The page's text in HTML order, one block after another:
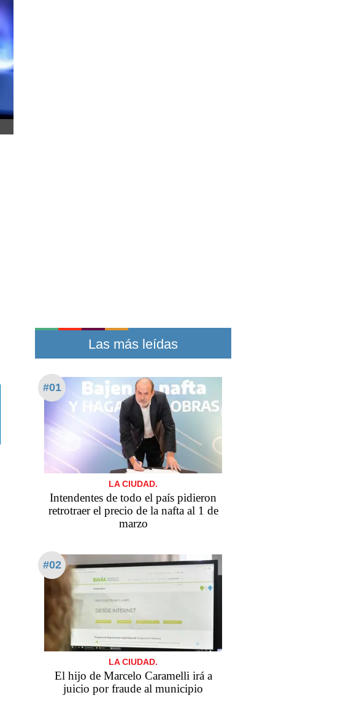
Las más leídas
#01
LA CIUDAD.
Intendentes de todo el país pidieron
retrotraer el precio de la nafta al 1 de
marzo
#02
LA CIUDAD.
​​​​​El hijo de Marcelo Caramelli irá a
juicio por fraude al municipio